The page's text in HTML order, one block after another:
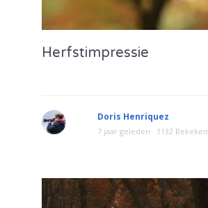
Herfstimpressie
Doris Henriquez
7 jaar geleden 1132 Bekeken